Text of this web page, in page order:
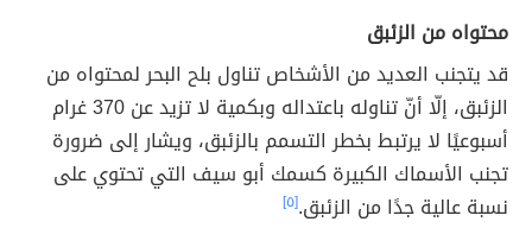
محتواه من الزئبق
قد يتجنب العديد من الأشخاص تناول بلح البحر لمحتواه من
الزئبق، إلّا أنّ تناوله باعتداله وبكمية لا تزيد عن 370 غرام
أسبوعيًا لا يرتبط بخطر التسمم بالزئبق، ويشار إلى ضرورة
تجنب الأسماك الكبيرة كسمك أبو سيف التي تحتوي على
نسبة عالية جدًا من الزئبق.[٥]